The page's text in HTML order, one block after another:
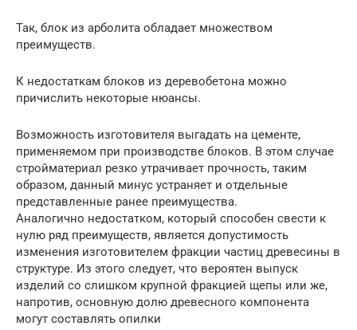
Так, блок из арболита обладает множеством
преимуществ.
К недостаткам блоков из деревобетона можно
причислить некоторые нюансы.
Возможность изготовителя выгадать на цементе,
применяемом при производстве блоков. В этом случае
стройматериал резко утрачивает прочность, таким
образом, данный минус устраняет и отдельные
представленные ранее преимущества.
Аналогично недостатком, который способен свести к
нулю ряд преимуществ, является допустимость
изменения изготовителем фракции частиц древесины в
структуре. Из этого следует, что вероятен выпуск
изделий со слишком крупной фракцией щепы или же,
напротив, основную долю древесного компонента
могут составлять опилки